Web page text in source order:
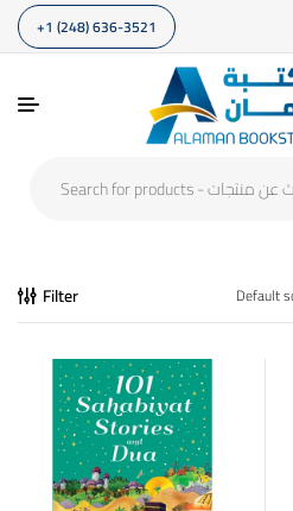
+1 (248) 636-3521
Filter